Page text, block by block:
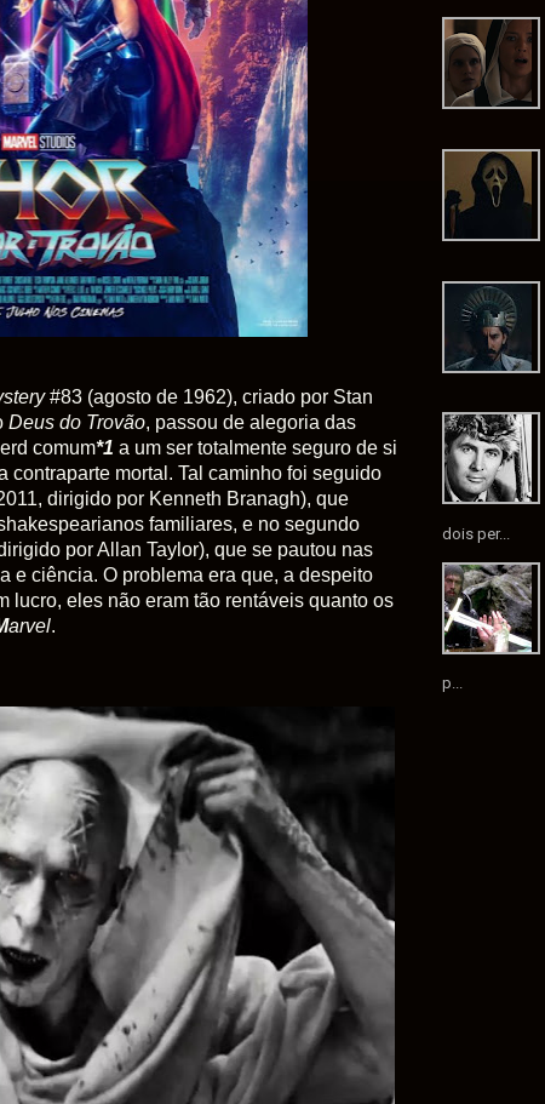
#83 (agosto de 1962), criado por Stan
Deus do Trovão, passou de alegoria das
comum*1 a um ser totalmente seguro de si
contraparte mortal. Tal caminho foi seguido
dirigido por Kenneth Branagh), que
familiares, e no segundo
por Allan Taylor), que se pautou nas
e ciência. O problema era que, a despeito
lucro, eles não eram tão rentáveis quanto os
arvel.
dois per...
p...